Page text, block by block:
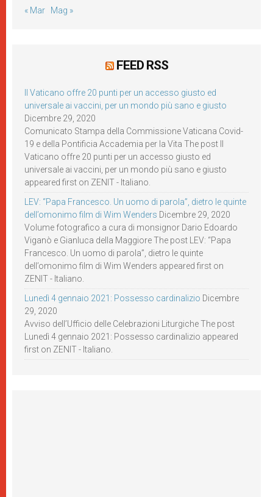
« Mar Mag »
FEED RSS
Il Vaticano offre 20 punti per un accesso giusto ed
universale ai vaccini, per un mondo più sano e giusto
Dicembre 29, 2020
Comunicato Stampa della Commissione Vaticana Covid-
19 e della Pontificia Accademia per la Vita The post Il
Vaticano offre 20 punti per un accesso giusto ed
universale ai vaccini, per un mondo più sano e giusto
appeared first on ZENIT - Italiano.
LEV: “Papa Francesco. Un uomo di parola”, dietro le quinte
dell’omonimo film di Wim Wenders Dicembre 29, 2020
Volume fotografico a cura di monsignor Dario Edoardo
Viganò e Gianluca della Maggiore The post LEV: “Papa
Francesco. Un uomo di parola”, dietro le quinte
dell’omonimo film di Wim Wenders appeared first on
ZENIT - Italiano.
Lunedì 4 gennaio 2021: Possesso cardinalizio Dicembre
29, 2020
Avviso dell’Ufficio delle Celebrazioni Liturgiche The post
Lunedì 4 gennaio 2021: Possesso cardinalizio appeared
first on ZENIT - Italiano.